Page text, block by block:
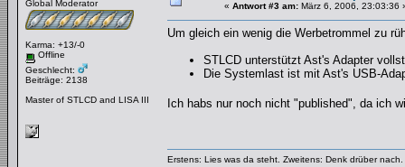
Global Moderator
Karma: +13/-0
Offline
Geschlecht:
Beiträge: 2138
Master of STLCD and LISA III
« Antwort #3 am: März 6, 2006, 23:03:36
Um gleich ein wenig die Werbetrommel zu
STLCD unterstützt Ast's Adapter
Die Systemlast ist mit Ast's USB-
Ich habs nur noch nicht "published", da ich
Erstens: Lies was da steht. Zweitens: Denk drüber